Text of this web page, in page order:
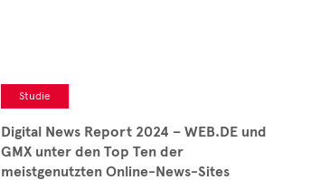
Studie
Digital News Report 2024 – WEB.DE und
GMX unter den Top Ten der
meistgenutzten Online-News-Sites